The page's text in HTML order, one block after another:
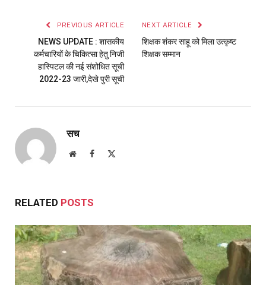
PREVIOUS ARTICLE
NEWS UPDATE : शासकीय
कर्मचारियों के चिकित्सा हेतु निजी
हास्पिटल की नई संशोधित सूची
2022-23 जारी,देखे पुरी सूची
NEXT ARTICLE
शिक्षक शंकर साहू को मिला उत्कृष्ट
शिक्षक सम्मान
सच
WebsiteFacebook
RELATED POSTS